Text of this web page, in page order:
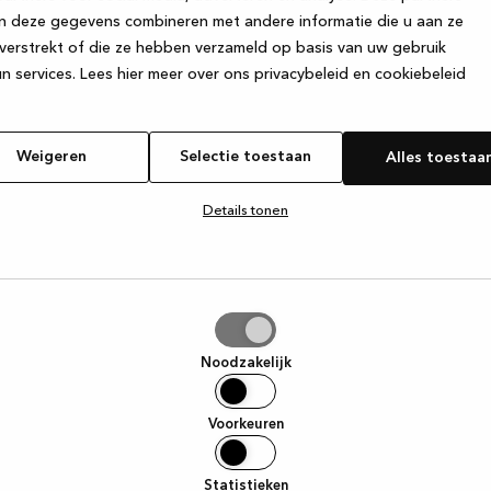
deze gegevens combineren met andere informatie die u aan ze
of die ze hebben verzameld op basis van uw gebruik
services. Lees hier meer over ons privacybeleid en cookiebeleid
Weigeren Selectie toestaan Alles
Details tonen
Noodzakelijk
Voorkeuren
Statistieken
has occurred while loadingwww.kvik.be (see the